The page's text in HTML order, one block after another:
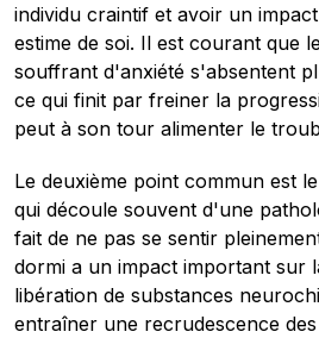
individu craintif et avoir un
estime de soi. Il est courant que
souffrant d'anxiété s'absentent
ce qui finit par freiner la
peut à son tour alimenter le
Le deuxième point commun est
qui découle souvent d'une
fait de ne pas se sentir
dormi a un impact important sur
libération de substances
entraîner une recrudescence